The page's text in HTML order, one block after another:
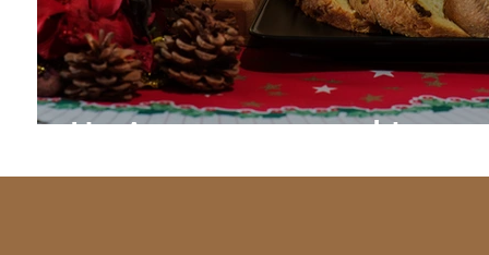
Un Avent gourmand !